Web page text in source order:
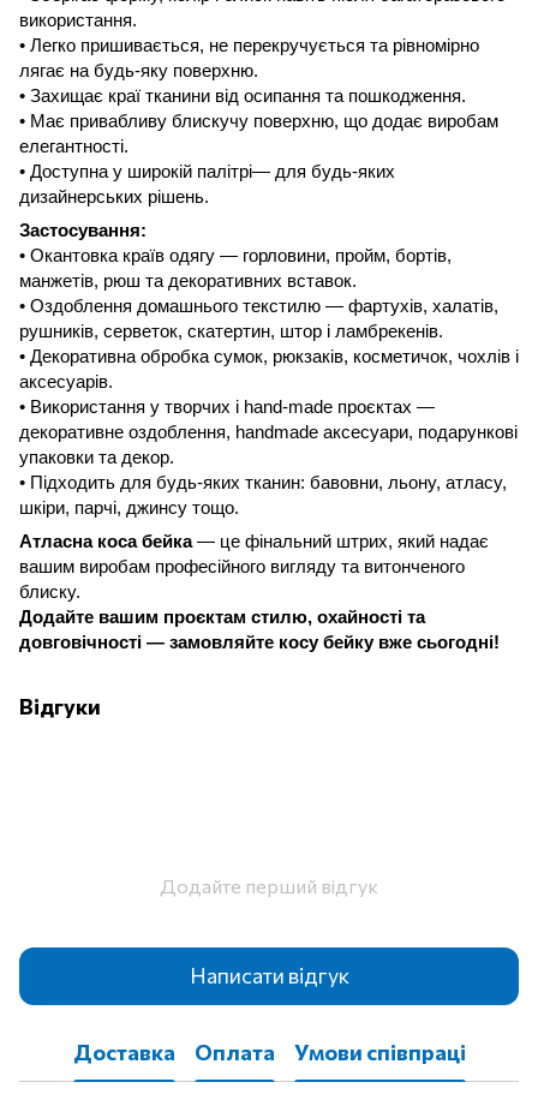
використання.
• Легко пришивається, не перекручується та рівномірно
лягає на будь-яку поверхню.
• Захищає краї тканини від осипання та пошкодження.
• Має привабливу блискучу поверхню, що додає виробам
елегантності.
• Доступна у широкій палітрі— для будь-яких
дизайнерських рішень.
Застосування:
• Окантовка країв одягу — горловини, пройм, бортів,
манжетів, рюш та декоративних вставок.
• Оздоблення домашнього текстилю — фартухів, халатів,
рушників, серветок, скатертин, штор і ламбрекенів.
• Декоративна обробка сумок, рюкзаків, косметичок, чохлів і
аксесуарів.
• Використання у творчих і hand-made проєктах —
декоративне оздоблення, handmade аксесуари, подарункові
упаковки та декор.
• Підходить для будь-яких тканин: бавовни, льону, атласу,
шкіри, парчі, джинсу тощо.
Атласна коса бейка— це фінальний штрих, який надає
вашим виробам професійного вигляду та витонченого
блиску.
Додайте вашим проєктам стилю, охайності та
довговічності — замовляйте косу бейку вже сьогодні!
Відгуки
Додайте перший відгук
Написати відгук
Доставка Оплата Умови співпраці